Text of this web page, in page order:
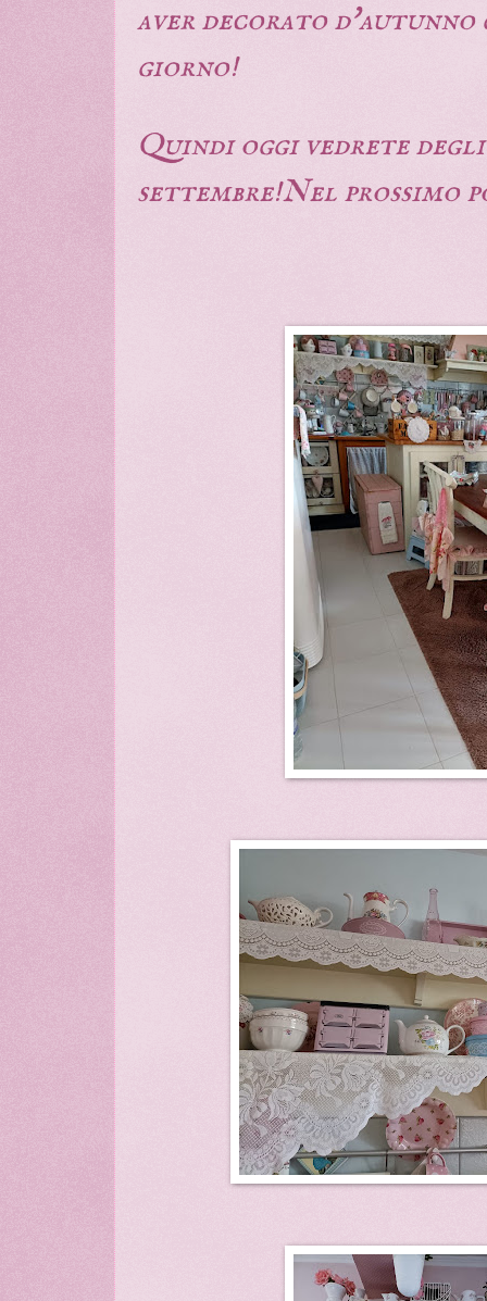
aver decorato d'autunno
giorno!
Quindi oggi vedrete
settembre!Nel prossimo